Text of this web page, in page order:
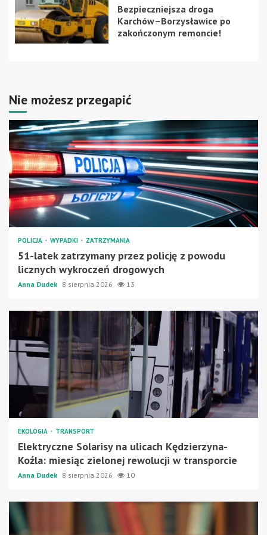
Bezpieczniejsza droga
Karchów–Borzysławice po
zakończonym remoncie!
Nie możesz przegapić
POLICJA WYPADKI ZATRZYMANIA
51-latek zatrzymany przez policję z powodu
licznych wykroczeń drogowych
Anna Dudek 8 sierpnia 2026 13
EKOLOGIA TRANSPORT
Elektryczne Solarisy na ulicach Kędzierzyna-
Koźla: miesiąc zielonej rewolucji w transporcie
Anna Dudek 8 sierpnia 2026 10